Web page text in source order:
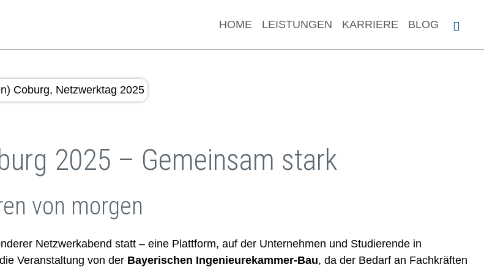
HOME LEISTUNGEN KARRIERE BLOG
2025 – Gemeinsam stark
von morgen
Netzwerkabend statt – eine Plattform, auf der Unternehmen und Studierende in
Veranstaltung von der Bayerischen Ingenieurekammer-Bau, da der Bedarf an Fachkräften